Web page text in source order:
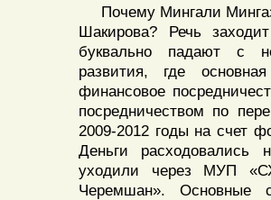
Почему Мингали
Шакирова? Речь
буквально падают с
развития, где
финансовое
посредничеством по
2009-2012 годы на счет
Деньги расходовались
уходили через МУП
Черемшан». Основные